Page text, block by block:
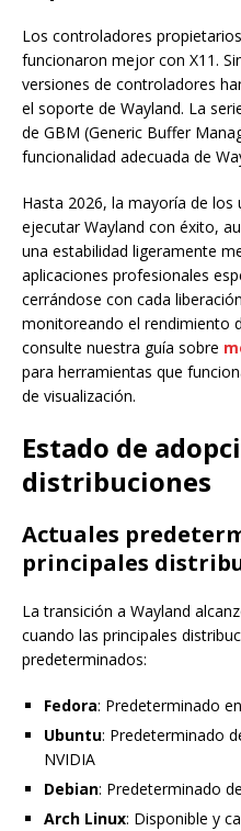
Los controladores
funcionaron mejor con X11.
versiones de controladores
el soporte de Wayland. La
de GBM (Generic Buffer
funcionalidad adecuada de
Hasta 2026, la mayoría de los
ejecutar Wayland con éxito,
una estabilidad ligeramente
aplicaciones profesionales
cerrándose con cada
monitoreando el rendimiento
consulte nuestra guía sobre
para herramientas que
de visualización.
Estado de
distribuciones
Actuales
principales
La transición a Wayland
cuando las principales
predeterminados:
Fedora: Predeterminado
Ubuntu: Predeterminado
NVIDIA
Debian: Predeterminado
Arch Linux: Disponible y